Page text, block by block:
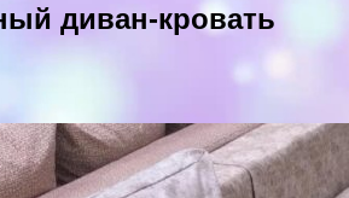
диван-кровать